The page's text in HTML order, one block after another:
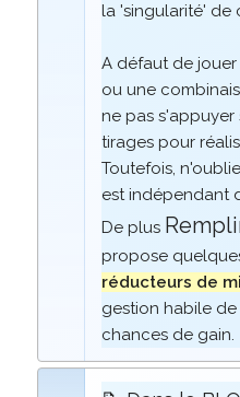
la 'singularité' de
A défaut de
ou une
ne pas s'appuyer
tirages pour
Toutefois,
est indépendant
De plus
propose
réducteurs de
gestion habile de
chances de gain.